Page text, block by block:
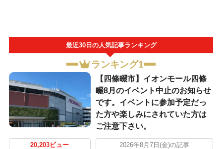
最近30日の人気記事ランキング
ランキング1
【四條畷市】イオンモール四條
畷8月のイベント中止のお知らせ
です。イベントに参加予定だっ
た方や楽しみにされていた方は
ご注意下さい。
20,203ビュー 2026年8月7日(金)の記事